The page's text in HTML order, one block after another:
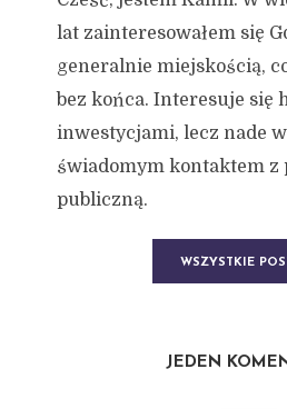
lat zainteresowałem się
generalnie miejskością,
bez końca. Interesuje się
inwestycjami, lecz nade
świadomym kontaktem z
publiczną.
WSZYSTKIE
JEDEN